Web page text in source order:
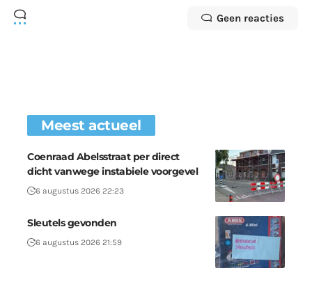
Geen reacties
Meest actueel
Coenraad Abelsstraat per direct
dicht vanwege instabiele voorgevel
6 augustus 2026 22:23
Sleutels gevonden
6 augustus 2026 21:59